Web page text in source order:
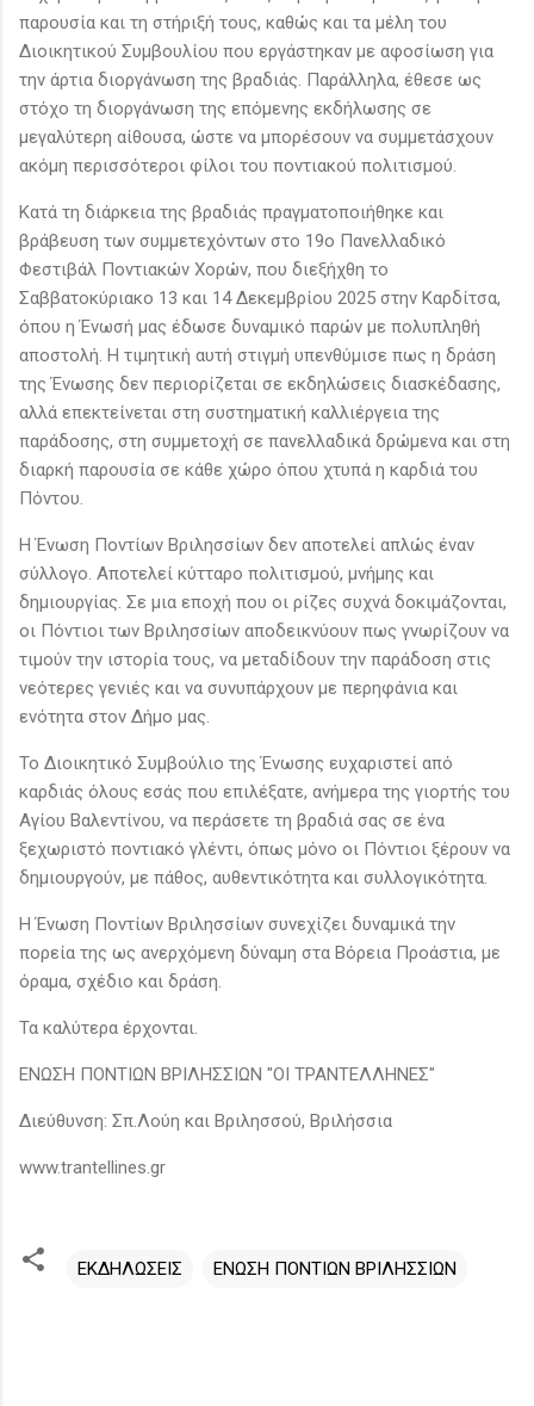
παρουσία και τη στήριξή τους, καθώς και τα μέλη του
Διοικητικού Συμβουλίου που εργάστηκαν με αφοσίωση για
την άρτια διοργάνωση της βραδιάς. Παράλληλα, έθεσε ως
στόχο τη διοργάνωση της επόμενης εκδήλωσης σε
μεγαλύτερη αίθουσα, ώστε να μπορέσουν να συμμετάσχουν
ακόμη περισσότεροι φίλοι του ποντιακού πολιτισμού.
Κατά τη διάρκεια της βραδιάς πραγματοποιήθηκε και
βράβευση των συμμετεχόντων στο 19ο Πανελλαδικό
Φεστιβάλ Ποντιακών Χορών, που διεξήχθη το
Σαββατοκύριακο 13 και 14 Δεκεμβρίου 2025 στην Καρδίτσα,
όπου η Ένωσή μας έδωσε δυναμικό παρών με πολυπληθή
αποστολή. Η τιμητική αυτή στιγμή υπενθύμισε πως η δράση
της Ένωσης δεν περιορίζεται σε εκδηλώσεις διασκέδασης,
αλλά επεκτείνεται στη συστηματική καλλιέργεια της
παράδοσης, στη συμμετοχή σε πανελλαδικά δρώμενα και στη
διαρκή παρουσία σε κάθε χώρο όπου χτυπά η καρδιά του
Πόντου.
Η Ένωση Ποντίων Βριλησσίων δεν αποτελεί απλώς έναν
σύλλογο. Αποτελεί κύτταρο πολιτισμού, μνήμης και
δημιουργίας. Σε μια εποχή που οι ρίζες συχνά δοκιμάζονται,
οι Πόντιοι των Βριλησσίων αποδεικνύουν πως γνωρίζουν να
τιμούν την ιστορία τους, να μεταδίδουν την παράδοση στις
νεότερες γενιές και να συνυπάρχουν με περηφάνια και
ενότητα στον Δήμο μας.
Το Διοικητικό Συμβούλιο της Ένωσης ευχαριστεί από
καρδιάς όλους εσάς που επιλέξατε, ανήμερα της γιορτής του
Αγίου Βαλεντίνου, να περάσετε τη βραδιά σας σε ένα
ξεχωριστό ποντιακό γλέντι, όπως μόνο οι Πόντιοι ξέρουν να
δημιουργούν, με πάθος, αυθεντικότητα και συλλογικότητα.
Η Ένωση Ποντίων Βριλησσίων συνεχίζει δυναμικά την
πορεία της ως ανερχόμενη δύναμη στα Βόρεια Προάστια, με
όραμα, σχέδιο και δράση.
Τα καλύτερα έρχονται.
ΕΝΩΣΗ ΠΟΝΤΙΩΝ ΒΡΙΛΗΣΣΙΩΝ "ΟΙ ΤΡΑΝΤΕΛΛΗΝΕΣ"
Διεύθυνση: Σπ.Λούη και Βριλησσού, Βριλήσσια
www.trantellines.gr
ΕΚΔΗΛΩΣΕΙΣ ΕΝΩΣΗ ΠΟΝΤΙΩΝ ΒΡΙΛΗΣΣΙΩΝ